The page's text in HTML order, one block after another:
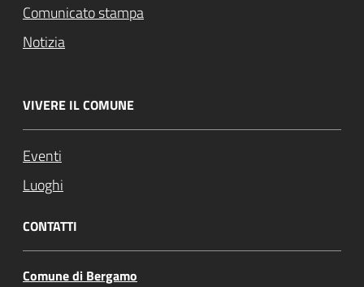
Comunicato stampa
Notizia
VIVERE IL COMUNE
Eventi
Luoghi
CONTATTI
Comune di Bergamo